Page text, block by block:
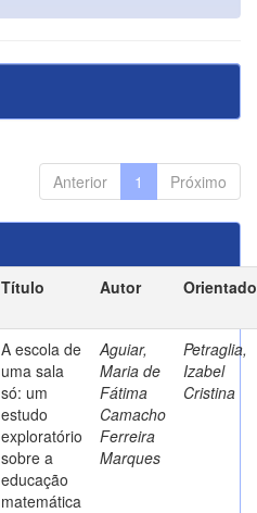
Anterior 1 Próximo
Título Autor
A escola de
uma sala
só: um
estudo
exploratório
sobre a
educação
matemática
Aguiar,
Maria de
Fátima
Camacho
Ferreira
Marques
Petraglia,
Izabel
Cristina